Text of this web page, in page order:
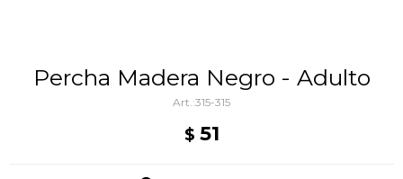
Percha Madera Negro - Adulto
315-315
$ 51